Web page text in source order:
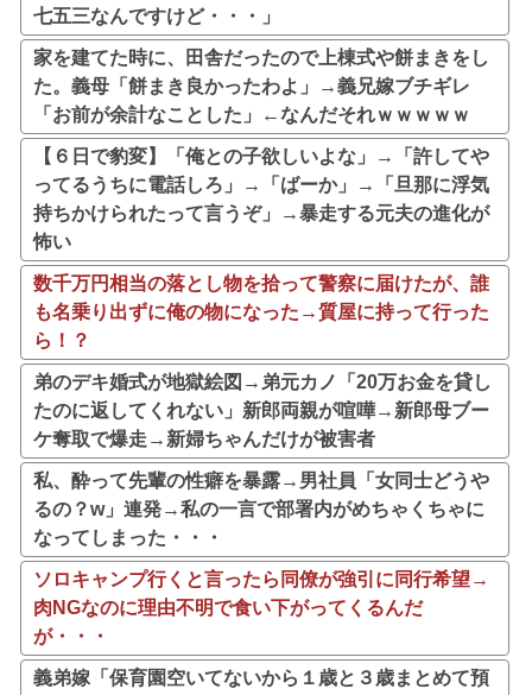
七五三なんですけど・・・」
家を建てた時に、田舎だったので上棟式や餅まきをし
た。義母「餅まき良かったわよ」→義兄嫁ブチギレ
「お前が余計なことした」←なんだそれｗｗｗｗｗ
【６日で豹変】「俺との子欲しいよな」→「許してや
ってるうちに電話しろ」→「ばーか」→「旦那に浮気
持ちかけられたって言うぞ」→暴走する元夫の進化が
怖い
数千万円相当の落とし物を拾って警察に届けたが、誰
も名乗り出ずに俺の物になった→質屋に持って行った
ら！？
弟のデキ婚式が地獄絵図→弟元カノ「20万お金を貸し
たのに返してくれない」新郎両親が喧嘩→新郎母ブー
ケ奪取で爆走→新婦ちゃんだけが被害者
私、酔って先輩の性癖を暴露→男社員「女同士どうや
るの？w」連発→私の一言で部署内がめちゃくちゃに
なってしまった・・・
ソロキャンプ行くと言ったら同僚が強引に同行希望→
肉NGなのに理由不明で食い下がってくるんだ
が・・・
義弟嫁「保育園空いてないから１歳と３歳まとめて預